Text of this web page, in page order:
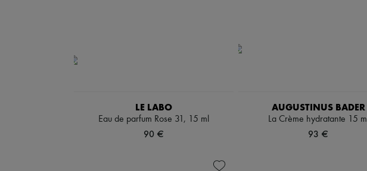
LE LABO
Eau de parfum Rose 31, 15 ml
90 €
AUGUSTINUS BADER
La Crème hydratante 15 ml
93 €